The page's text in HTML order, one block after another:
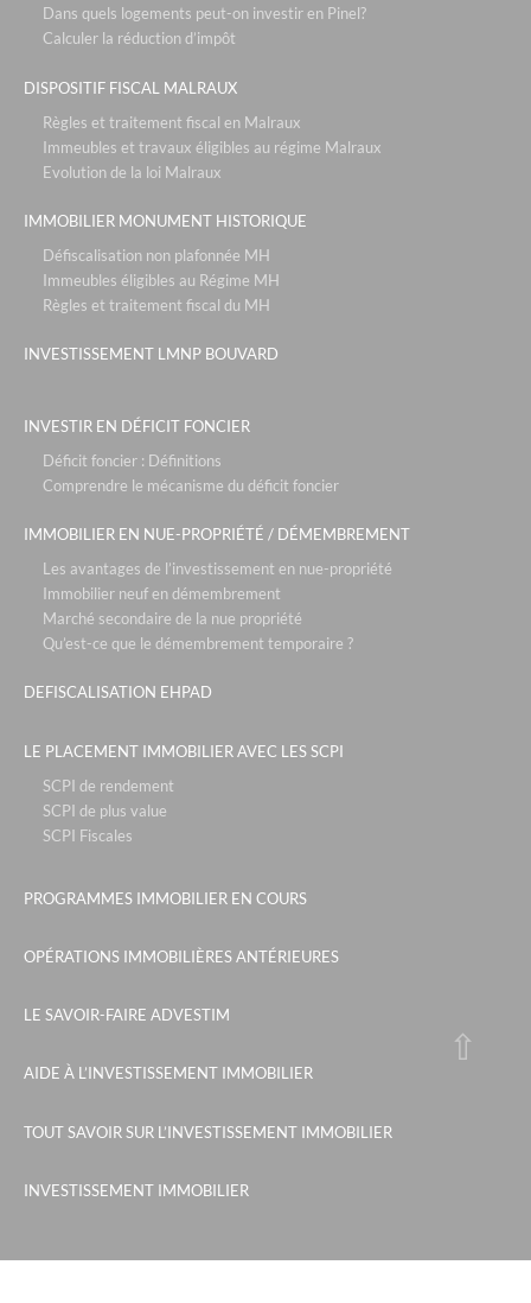
Dans quels logements peut-on investir en Pinel?
Calculer la réduction d’impôt
DISPOSITIF FISCAL MALRAUX
Règles et traitement fiscal en Malraux
Immeubles et travaux éligibles au régime Malraux
Evolution de la loi Malraux
IMMOBILIER MONUMENT HISTORIQUE
Défiscalisation non plafonnée MH
Immeubles éligibles au Régime MH
Règles et traitement fiscal du MH
INVESTISSEMENT LMNP BOUVARD
INVESTIR EN DÉFICIT FONCIER
Déficit foncier : Définitions
Comprendre le mécanisme du déficit foncier
IMMOBILIER EN NUE-PROPRIÉTÉ / DÉMEMBREMENT
Les avantages de l’investissement en nue-propriété
Immobilier neuf en démembrement
Marché secondaire de la nue propriété
Qu’est-ce que le démembrement temporaire ?
DEFISCALISATION EHPAD
LE PLACEMENT IMMOBILIER AVEC LES SCPI
SCPI de rendement
SCPI de plus value
SCPI Fiscales
PROGRAMMES IMMOBILIER EN COURS
OPÉRATIONS IMMOBILIÈRES ANTÉRIEURES
LE SAVOIR-FAIRE ADVESTIM
AIDE À L’INVESTISSEMENT IMMOBILIER
TOUT SAVOIR SUR L’INVESTISSEMENT IMMOBILIER
INVESTISSEMENT IMMOBILIER